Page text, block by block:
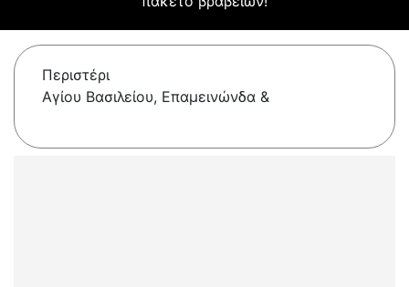
Περιστέρι
Αγίου Βασιλείου, Επαμεινώνδα &